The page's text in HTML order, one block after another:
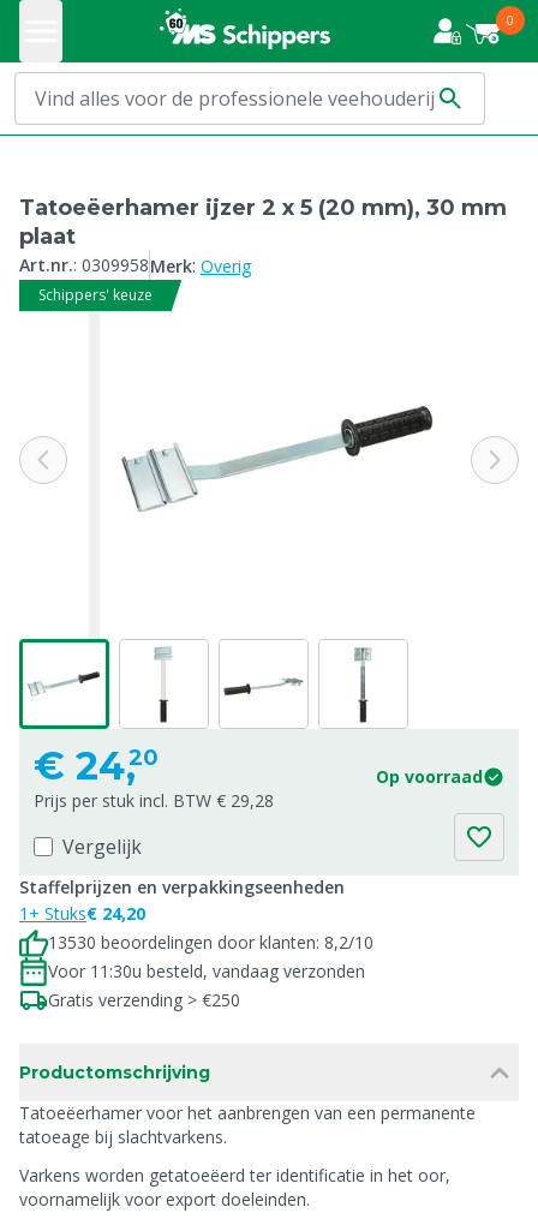
0
Tatoeëerhamer ijzer 2 x 5 (20 mm), 30 mm
plaat
Art.nr.: 0309958Merk: Overig
Schippers' keuze
€ 24,20
Op voorraad
Prijs per stuk incl. BTW € 29,28
Vergelijk
Staffelprijzen en verpakkingseenheden
1+ Stuks€ 24,20
13530 beoordelingen door klanten: 8,2/10
Voor 11:30u besteld, vandaag verzonden
Gratis verzending > €250
Productomschrijving
Tatoeëerhamer voor het aanbrengen van een permanente
tatoeage bij slachtvarkens.
Varkens worden getatoeëerd ter identificatie in het oor,
voornamelijk voor export doeleinden.